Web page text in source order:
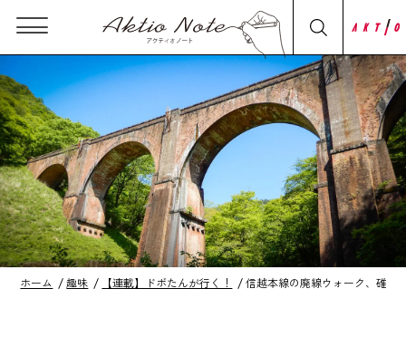
ホーム 趣味 【連載】ドボたんが行く！ 信越本線の廃線ウォーク、碓氷